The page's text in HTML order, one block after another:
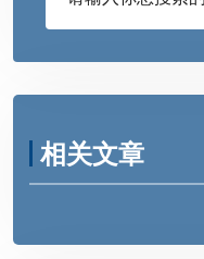
相关文章